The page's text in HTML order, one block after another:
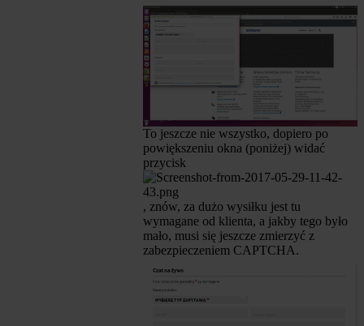
To jeszcze nie wszystko, dopiero po
powiększeniu okna (poniżej) widać
przycisk
, znów, za dużo wysiłku jest tu
wymagane od klienta, a jakby tego było
mało, musi się jeszcze zmierzyć z
zabezpieczeniem CAPTCHA.